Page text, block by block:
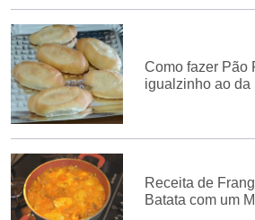
Como fazer Pão
igualzinho ao da
Receita de
Batata com um